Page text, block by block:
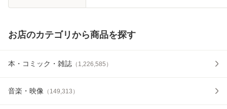
お店のカテゴリから商品を探す
本・コミック・雑誌 （ 1,226,585 ）
音楽・映像 （ 149,313 ）